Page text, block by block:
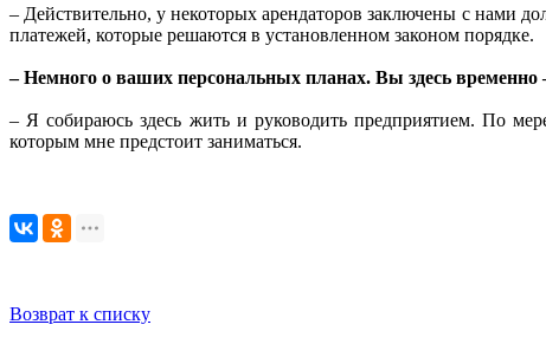
– Действительно, у некоторых арендаторов заключены с нами
платежей, которые решаются в установленном законом порядке.
– Немного о ваших персональных планах. Вы здесь временно
– Я собираюсь здесь жить и руководить предприятием. По
которым мне предстоит заниматься.
Возврат к списку